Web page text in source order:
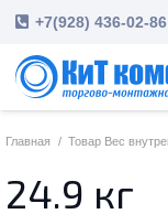
+7(928) 436-02-86
Главная / Товар Вес
24.9 кг